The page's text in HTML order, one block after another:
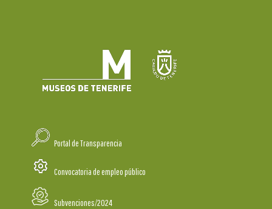
Portal de Transparencia
Convocatoria de empleo público
Subvenciones/2024